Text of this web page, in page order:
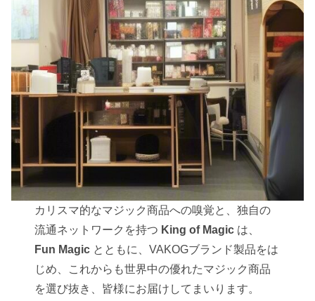
カリスマ的なマジック商品への嗅覚と、独自の
流通ネットワークを持つ King of Magic は、
Fun Magic とともに、VAKOGブランド製品をは
じめ、これからも世界中の優れたマジック商品
を選び抜き、皆様にお届けしてまいります。